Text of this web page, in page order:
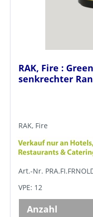
RAK, Fire :
senkrechter
RAK, Fire
Art.-Nr.
VPE: 12
Anzahl